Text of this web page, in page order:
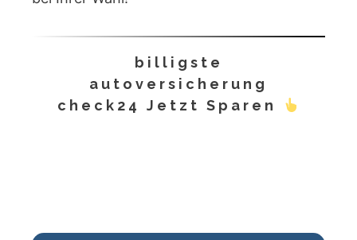
billigste
autoversicherung
check24 Jetzt Sparen